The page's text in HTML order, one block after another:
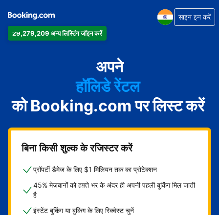
29,279,209 अन्य लिस्टिंग जॉइन करें
साइन इन करें
अपने
अपार्टमेंट
होटल
हॉलिडे रेंटल
गेस्ट हाउस
बेड एंड ब्रेकफ़ास्ट
को Booking.com पर लिस्ट करें
बिना किसी शुल्क के रजिस्टर करें
प्रॉपर्टी डैमेज के लिए $1 मिलियन तक का प्रोटेक्शन
45% मेज़बानों को हफ़्ते भर के अंदर ही अपनी पहली बुकिंग मिल जाती
है
इंस्टेंट बुकिंग या बुकिंग के लिए रिक्वेस्ट चुनें